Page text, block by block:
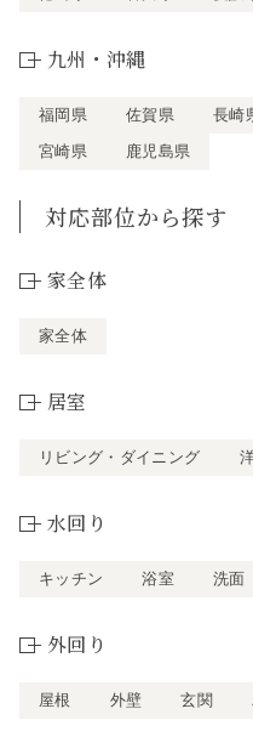
九州・沖縄
福岡県 佐賀県 長崎
宮崎県
鹿児島県
対応部位から探す
家全体
家全体
居室
リビング・ダイニング
水回り
キッチン 浴室 洗面
外回り
屋根 外壁 玄関